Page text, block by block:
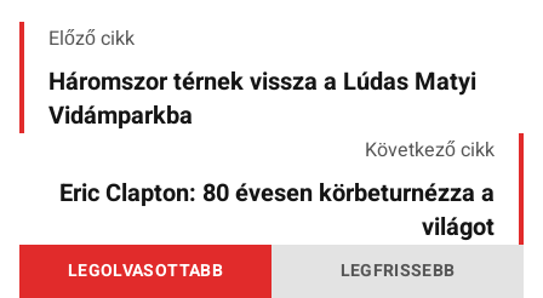
Előző cikk
Háromszor térnek vissza a Lúdas Matyi
Vidámparkba
Következő cikk
Eric Clapton: 80 évesen körbeturnézza a
világot
LEGOLVASOTTABB LEGFRISSEBB